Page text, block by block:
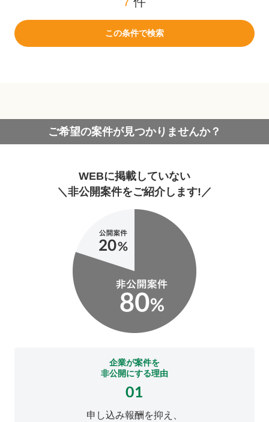
この条件で検索
ご希望の案件が見つかりませんか？
WEBに掲載していない
＼非公開案件をご紹介します!／
企業が案件を
非公開にする理由
01
申し込み報酬を抑え、